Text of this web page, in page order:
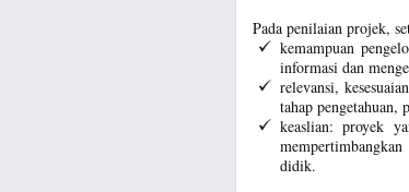
Pada penilaian projek,
kemampuan
informasi dan
relevansi,
tahap pengetahuan,
keaslian: proyek
didik.